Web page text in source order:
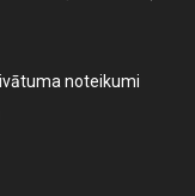
noteikumi